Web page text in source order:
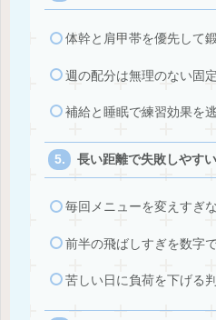
体幹と肩甲帯を優先して
週の配分は無理のない固
補給と睡眠で練習効果を
長い距離で失敗しやす
毎回メニューを変えすぎ
前半の飛ばしすぎを数字
苦しい日に負荷を下げる